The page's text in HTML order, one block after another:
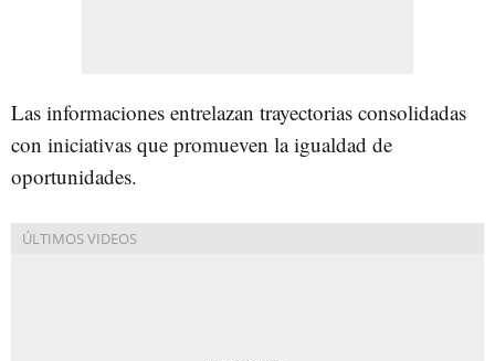
Las informaciones entrelazan trayectorias consolidadas
con iniciativas que promueven la igualdad de
oportunidades.